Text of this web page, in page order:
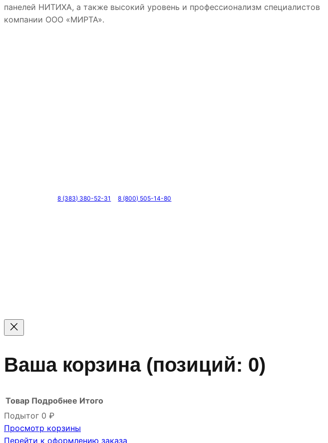
панелей НИТИХА, а также высокий уровень и профессионализм специалистов
компании ООО «МИРТА».
8 (383) 380-52-31 8 (800) 505-14-80
Ваша корзина (позиций: 0)
Товары
Товар Подробнее Итого
Подытог 0 ₽
Просмотр корзины
Перейти к оформлению заказа